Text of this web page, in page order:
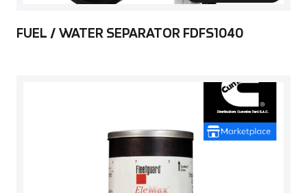
FUEL / WATER SEPARATOR FDFS1040